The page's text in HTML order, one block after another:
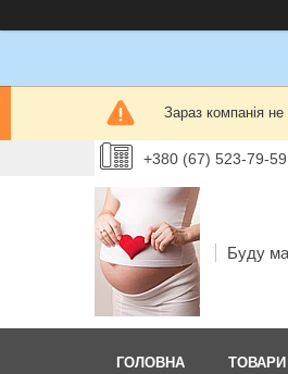
Зараз компанія
+380 (67) 523-79-59
Буду
ГОЛОВНА ТОВАРИ